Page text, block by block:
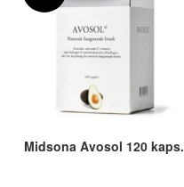
Midsona Avosol 120 kaps.